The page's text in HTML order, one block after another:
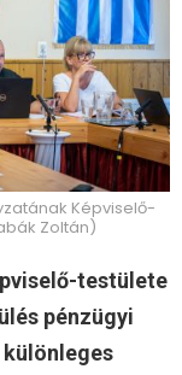
Képviselő-
Zoltán)
testülete
pénzügyi